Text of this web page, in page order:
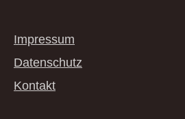
Impressum
Datenschutz
Kontakt